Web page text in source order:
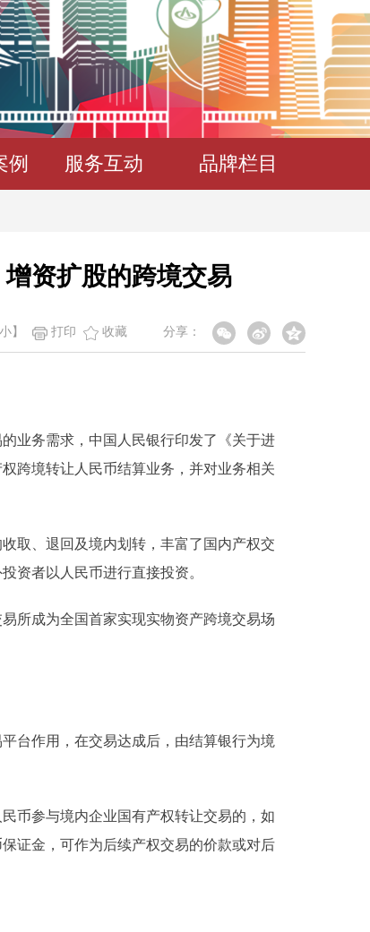
例 服务互动 品牌栏目
资扩股的跨境交易
分享：
小 】 打印 收藏
业务需求，中国人民银行印发了《关于进
跨境转让人民币结算业务，并对业务相关
取、退回及境内划转，丰富了国内产权交
资者以人民币进行直接投资。
所成为全国首家实现实物资产跨境交易场
台作用，在交易达成后，由结算银行为境
币参与境内企业国有产权转让交易的，如
证金，可作为后续产权交易的价款或对后